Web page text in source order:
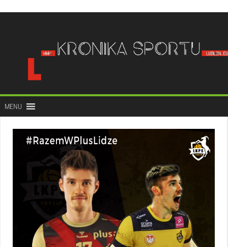
treści
MENU